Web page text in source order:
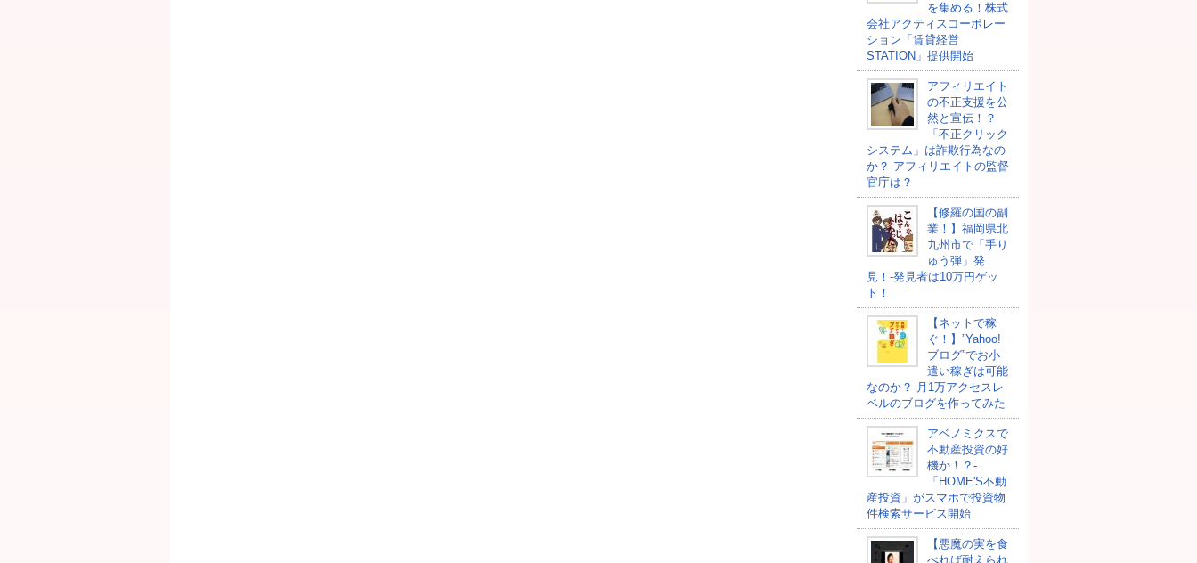
を集める！株式
会社アクティスコーポレー
ション「賃貸経営
STATION」提供開始
アフィリエイト
の不正支援を公
然と宣伝！？
「不正クリック
システム」は詐欺行為なの
か？-アフィリエイトの監督
官庁は？
【修羅の国の副
業！】福岡県北
九州市で「手り
ゅう弾」発
見！-発見者は10万円ゲッ
ト！
【ネットで稼
ぐ！】”Yahoo!
ブログ”でお小
遣い稼ぎは可能
なのか？-月1万アクセスレ
ベルのブログを作ってみた
アベノミクスで
不動産投資の好
機か！？-
「HOME'S不動
産投資」がスマホで投資物
件検索サービス開始
【悪魔の実を食
べれば耐えられ